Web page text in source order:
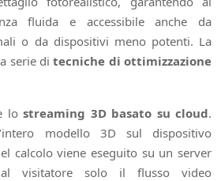
fluida e accessibile anche da
o da dispositivi meno potenti. La
serie ditecniche di ottimizzazione
lostreaming 3D basato su cloud.
modello 3D sul dispositivo
calcolo viene eseguito su un server
visitatore solo il flusso video